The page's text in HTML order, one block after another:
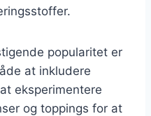
popularitet er
at inkludere
eksperimentere
og toppings for at